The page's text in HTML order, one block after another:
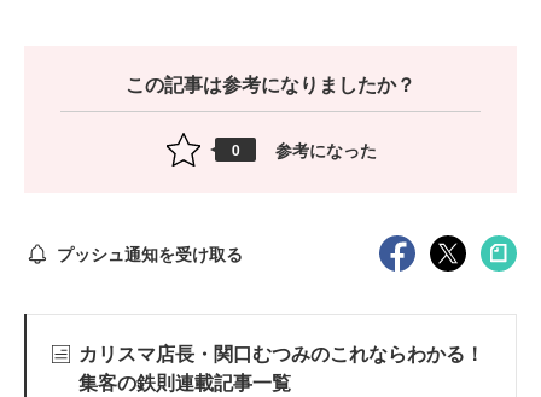
この記事は参考になりましたか？
0 参考になった
プッシュ通知を受け取る
カリスマ店長・関口むつみのこれならわかる！
集客の鉄則連載記事一覧